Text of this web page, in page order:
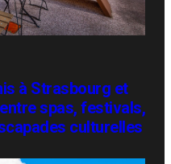
à Strasbourg et
spas, festivals,
culturelles